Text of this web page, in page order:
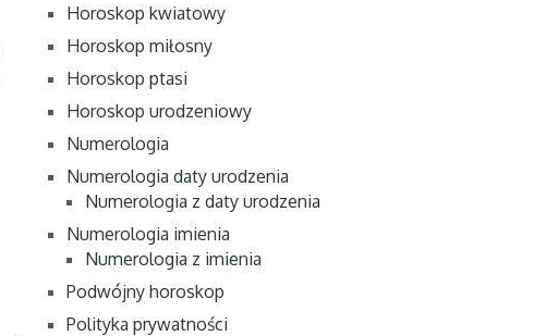
Horoskop kwiatowy
Horoskop miłosny
Horoskop ptasi
Horoskop urodzeniowy
Numerologia
Numerologia daty urodzenia
Numerologia z daty urodzenia
Numerologia imienia
Numerologia z imienia
Podwójny horoskop
Polityka prywatności